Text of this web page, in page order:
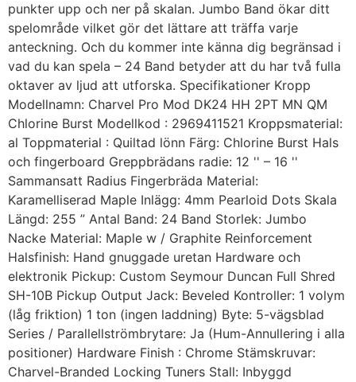
punkter upp och ner på skalan. Jumbo Band ökar ditt
spelområde vilket gör det lättare att träffa varje
anteckning. Och du kommer inte känna dig begränsad i
vad du kan spela – 24 Band betyder att du har två fulla
oktaver av ljud att utforska. Specifikationer Kropp
Modellnamn: Charvel Pro Mod DK24 HH 2PT MN QM
Chlorine Burst Modellkod : 2969411521 Kroppsmaterial:
al Toppmaterial : Quiltad lönn Färg: Chlorine Burst Hals
och fingerboard Greppbrädans radie: 12 '' – 16 ''
Sammansatt Radius Fingerbräda Material:
Karamelliserad Maple Inlägg: 4mm Pearloid Dots Skala
Längd: 255 ” Antal Band: 24 Band Storlek: Jumbo
Nacke Material: Maple w / Graphite Reinforcement
Halsfinish: Hand gnuggade uretan Hardware och
elektronik Pickup: Custom Seymour Duncan Full Shred
SH-10B Pickup Output Jack: Beveled Kontroller: 1 volym
(låg friktion) 1 ton (ingen laddning) Byte: 5-vägsblad
Series / Parallellströmbrytare: Ja (Hum-Annullering i alla
positioner) Hardware Finish : Chrome Stämskruvar:
Charvel-Branded Locking Tuners Stall: Inbyggd